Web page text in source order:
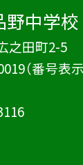
野中学校
之田町2-5
（番号表